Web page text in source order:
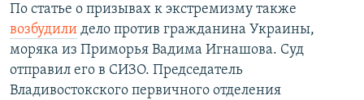
По статье о призывах к экстремизму также
возбудили дело против гражданина Украины,
моряка из Приморья Вадима Игнашова. Суд
отправил его в СИЗО. Председатель
Владивостокского первичного отделения